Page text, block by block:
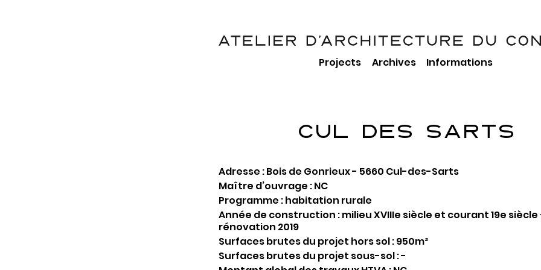
Projects Archives Informations
CUL DES SARTS
Adresse : Bois de Gonrieux - 5660 Cul-des-Sarts
Maître d’ouvrage : NC
Programme : habitation rurale
Année de construction : milieu XVIIIe siècle et courant 19e siècle
rénovation 2019
Surfaces brutes du projet hors sol : 950m²
Surfaces brutes du projet sous-sol : -